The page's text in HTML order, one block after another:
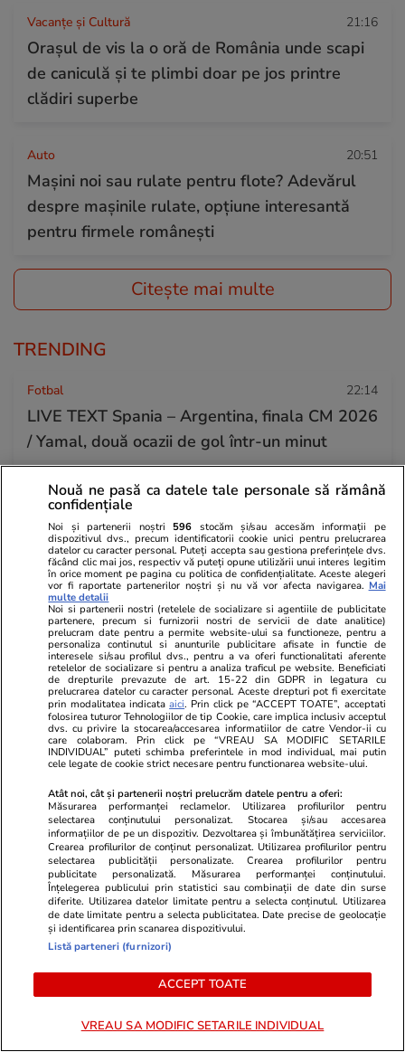
Vacanțe și Cultură 21:16
Orașul de vis la o oră de România unde scapi
de caniculă și te plimbi doar pe jos printre
clădiri superbe
Auto 20:51
Mașini noi sau rulate pentru flote? Adevărul
despre mașinile rulate, opțiune interesantă
pentru firmele românești
Citește mai multe
TRENDING
Fotbal 22:14
LIVE TEXT Spania – Argentina, finala CM 2026
/ Yamal, două ocazii de gol într-un minut
Știri Locale 20:11
O femeie a fost luată de ape în mijlocul
inundațiilor din Bușteni. Zeci de mașini,
surprinse de viitură pe drumurile din oraș
Știri România 18:48
Rezultatele loto din 19 iulie 2026. Numerele
câștigătoare extrase duminică
Horoscop 21:50
Horoscop 20 iulie 2026. Peștii pot să aibă
conflicte din cauza unor cheltuieli necugetate
sau a unor neglijențe care pun în pericol un
proiect
Nouă ne pasă ca datele tale personale să rămână
confidențiale
Noi și partenerii noștri 596 stocăm și/sau accesăm informații pe
dispozitivul dvs., precum identificatorii cookie unici pentru prelucrarea
datelor cu caracter personal. Puteți accepta sau gestiona preferințele dvs.
făcând clic mai jos, respectiv vă puteți opune utilizării unui interes legitim
în orice moment pe pagina cu politica de confidențialitate. Aceste alegeri
vor fi raportate partenerilor noștri și nu vă vor afecta navigarea. Mai
multe detalii
Noi si partenerii nostri (retelele de socializare si agentiile de publicitate
partenere, precum si furnizorii nostri de servicii de date analitice)
prelucram date pentru a permite website-ului sa functioneze, pentru a
personaliza continutul si anunturile publicitare afisate in functie de
interesele si/sau profilul dvs., pentru a va oferi functionalitati aferente
retelelor de socializare si pentru a analiza traficul pe website. Beneficiati
de drepturile prevazute de art. 15-22 din GDPR in legatura cu
prelucrarea datelor cu caracter personal. Aceste drepturi pot fi exercitate
prin modalitatea indicataaici. Prin click pe “ACCEPT TOATE”, acceptati
folosirea tuturor Tehnologiilor de tip Cookie, care implica inclusiv acceptul
dvs. cu privire la stocarea/accesarea informatiilor de catre Vendor-ii cu
care colaboram. Prin click pe “VREAU SA MODIFIC SETARILE
INDIVIDUAL” puteti schimba preferintele in mod individual, mai putin
cele legate de cookie strict necesare pentru functionarea website-ului.
Atât noi, cât și partenerii noștri prelucrăm datele pentru a oferi:
Măsurarea performanței reclamelor. Utilizarea profilurilor pentru
selectarea conținutului personalizat. Stocarea și/sau accesarea
informațiilor de pe un dispozitiv. Dezvoltarea și îmbunătățirea serviciilor.
Crearea profilurilor de conținut personalizat. Utilizarea profilurilor pentru
selectarea publicității personalizate. Crearea profilurilor pentru
publicitate personalizată. Măsurarea performanței conținutului.
Înțelegerea publicului prin statistici sau combinații de date din surse
diferite. Utilizarea datelor limitate pentru a selecta conținutul. Utilizarea
de date limitate pentru a selecta publicitatea. Date precise de geolocație
și identificarea prin scanarea dispozitivului.
Listă parteneri (furnizori)
ACCEPT TOATE
VREAU SA MODIFIC SETARILE INDIVIDUAL